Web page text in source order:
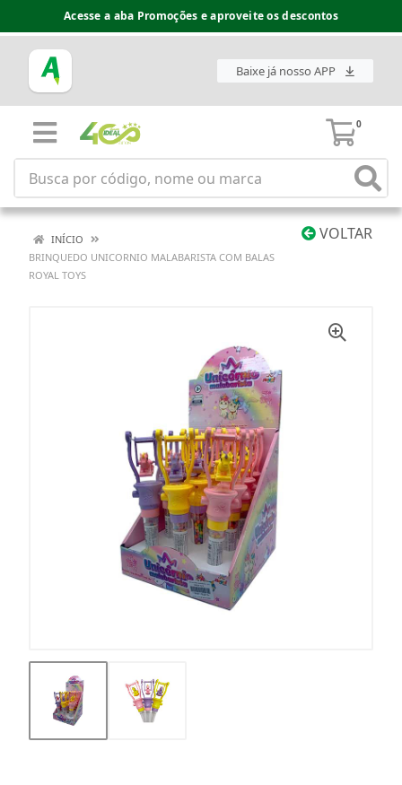
Acesse a aba Promoções e aproveite os descontos
Baixe já nosso APP
0
VOLTAR
INÍCIO
BRINQUEDO UNICORNIO MALABARISTA COM BALAS
ROYAL TOYS